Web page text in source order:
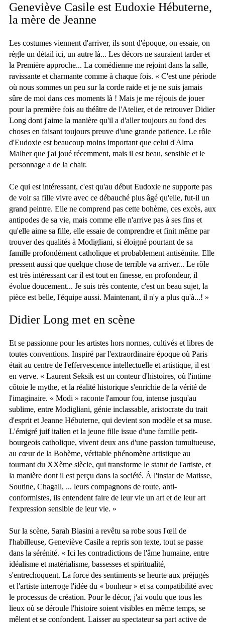
Geneviève Casile est Eudoxie Hébuterne,
la mère de Jeanne
Les costumes viennent d'arriver, ils sont d'époque, on essaie, on
règle un détail ici, un autre là... Les décors ne sauraient tarder et
la Première approche... La comédienne me rejoint dans la salle,
ravissante et charmante comme à chaque fois. « C'est une période
où nous sommes un peu sur la corde raide et je ne suis jamais
sûre de moi dans ces moments là ! Mais je me réjouis de jouer
pour la première fois au théâtre de l'Atelier, et de retrouver Didier
Long dont j'aime la manière qu'il a d'aller toujours au fond des
choses en faisant toujours preuve d'une grande patience. Le rôle
d'Eudoxie est beaucoup moins important que celui d'Alma
Malher que j'ai joué récemment, mais il est beau, sensible et le
personnage a de la chair.
Ce qui est intéressant, c'est qu'au début Eudoxie ne supporte pas
de voir sa fille vivre avec ce débauché plus âgé qu'elle, fut-il un
grand peintre. Elle ne comprend pas cette bohème, ces excès, aux
antipodes de sa vie, mais comme elle n'arrive pas à ses fins et
qu'elle aime sa fille, elle essaie de comprendre et finit même par
trouver des qualités à Modigliani, si éloigné pourtant de sa
famille profondément catholique et probablement antisémite. Elle
pressent aussi que quelque chose de terrible va arriver... Le rôle
est très intéressant car il est tout en finesse, en profondeur, il
évolue doucement... Je suis très contente, c'est un beau sujet, la
pièce est belle, l'équipe aussi. Maintenant, il n'y a plus qu'à...! »
Didier Long met en scène
Et se passionne pour les artistes hors normes, cultivés et libres de
toutes conventions. Inspiré par l'extraordinaire époque où Paris
était au centre de l'effervescence intellectuelle et artistique, il est
en verve. « Laurent Seksik est un conteur d'histoires, où l'intime
côtoie le mythe, et la réalité historique s'enrichie de la vérité de
l'imaginaire. « Modi » raconte l'amour fou, intense jusqu'au
sublime, entre Modigliani, génie inclassable, aristocrate du trait
d'esprit et Jeanne Hébuterne, qui devient son modèle et sa muse.
L'émigré juif italien et la jeune fille issue d'une famille petit-
bourgeois catholique, vivent deux ans d'une passion tumultueuse,
au cœur de la Bohème, véritable phénomène artistique au
tournant du XXème siècle, qui transforme le statut de l'artiste, et
la manière dont il est perçu dans la société. À l'instar de Matisse,
Soutine, Chagall, ... leurs compagnons de route, anti-
conformistes, ils entendent faire de leur vie un art et de leur art
l'expression sensible de leur vie. »
Sur la scène, Sarah Biasini a revêtu sa robe sous l'œil de
l'habilleuse, Geneviève Casile a repris son texte, tout se passe
dans la sérénité. « Ici les contradictions de l'âme humaine, entre
idéalisme et matérialisme, bassesses et spiritualité,
s'entrechoquent. La force des sentiments se heurte aux préjugés
et l'artiste interroge l'idée du « bonheur » et sa compatibilité avec
le processus de création. Pour le décor, j'ai voulu que tous les
lieux où se déroule l'histoire soient visibles en même temps, se
mêlent et se confondent. Laisser au spectateur sa part active de